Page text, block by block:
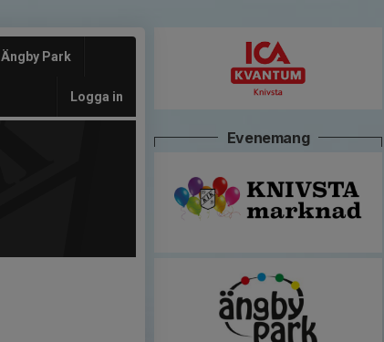
Ängby Park
Logga in
Evenemang